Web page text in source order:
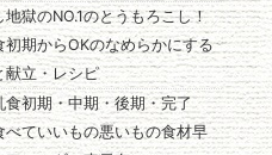
地獄のNO.1のとうもろこし！
初期からOKのなめらかにする
献立・レシピ
食初期・中期・後期・完了
べていいもの悪いもの食材早